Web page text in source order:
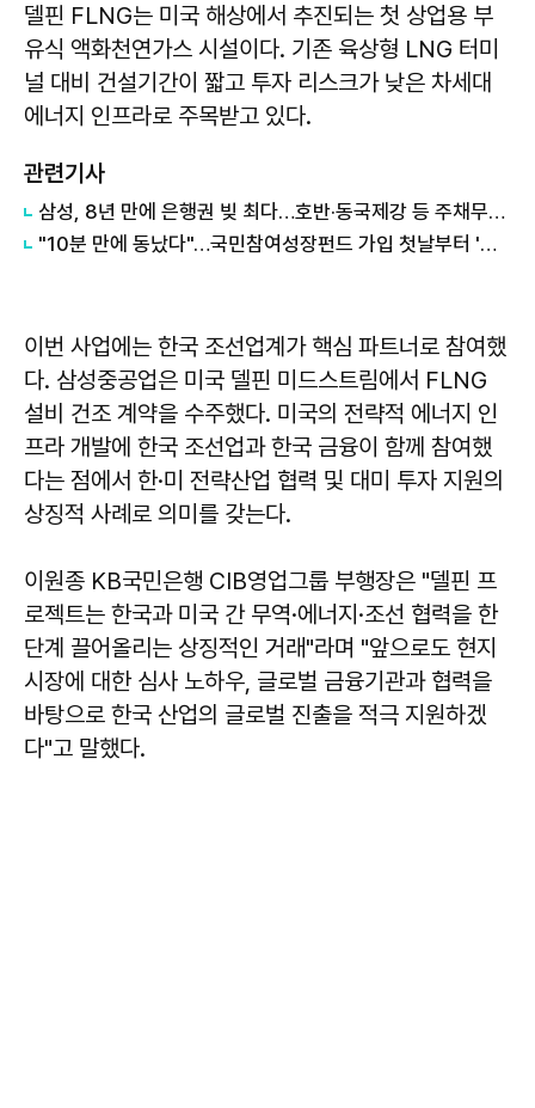
델핀 FLNG는 미국 해상에서 추진되는 첫 상업용 부
유식 액화천연가스 시설이다. 기존 육상형 LNG 터미
널 대비 건설기간이 짧고 투자 리스크가 낮은 차세대
에너지 인프라로 주목받고 있다.
관련기사
삼성, 8년 만에 은행권 빚 최다…호반·동국제강 등 주채무계열 신규 편입
"10분 만에 동났다"…국민참여성장펀드 가입 첫날부터 '완판'
이번 사업에는 한국 조선업계가 핵심 파트너로 참여했
다. 삼성중공업은 미국 델핀 미드스트림에서 FLNG
설비 건조 계약을 수주했다. 미국의 전략적 에너지 인
프라 개발에 한국 조선업과 한국 금융이 함께 참여했
다는 점에서 한·미 전략산업 협력 및 대미 투자 지원의
상징적 사례로 의미를 갖는다.
이원종 KB국민은행 CIB영업그룹 부행장은 "델핀 프
로젝트는 한국과 미국 간 무역·에너지·조선 협력을 한
단계 끌어올리는 상징적인 거래"라며 "앞으로도 현지
시장에 대한 심사 노하우, 글로벌 금융기관과 협력을
바탕으로 한국 산업의 글로벌 진출을 적극 지원하겠
다"고 말했다.